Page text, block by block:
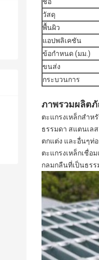
ชื่อ
วัสดุ
พื้นผิว
แอปพลิเคชัน
ข้อกำหนด (มม.)
ขนส่ง
กระบวนการ
ภาพรวมผลิต
ตะแกรงเหล็กสำห
ธรรมดา สแตนเล
ตกแต่ง และอื่นๆท่
ตะแกรงเหล็กเชื่อ
กลมกลืนที่เป็นธร